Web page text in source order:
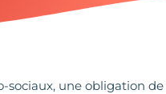
sociaux, une obligation de